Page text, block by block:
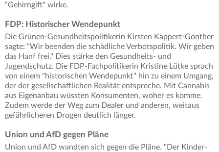
"Gehirngift" wirke.
FDP: Historischer Wendepunkt
Die Grünen-Gesundheitspolitikerin Kirsten Kappert-Gonther
sagte: "Wir beenden die schädliche Verbotspolitik. Wir geben
das Hanf frei." Dies stärke den Gesundheits- und
Jugendschutz. Die FDP-Fachpolitikerin Kristine Lütke sprach
von einem "historischen Wendepunkt" hin zu einem Umgang,
der der gesellschaftlichen Realität entspreche. Mit Cannabis
aus Eigenanbau wüssten Konsumenten, woher es komme.
Zudem werde der Weg zum Dealer und anderen, weitaus
gefährlicheren Drogen deutlich länger.
Union und AfD gegen Pläne
Union und AfD wandten sich gegen die Pläne. "Der Kinder-